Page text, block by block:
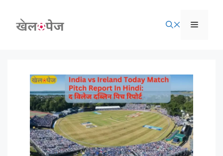
content
Menu